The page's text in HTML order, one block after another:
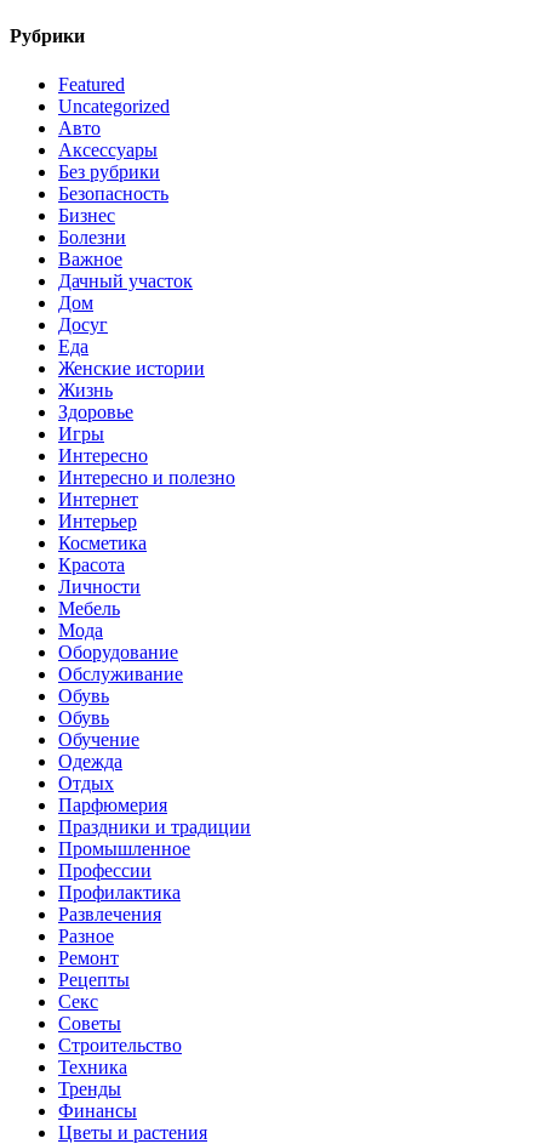
Рубрики
Featured
Uncategorized
Авто
Аксессуары
Без рубрики
Безопасность
Бизнес
Болезни
Важное
Дачный участок
Дом
Досуг
Еда
Женские истории
Жизнь
Здоровье
Игры
Интересно
Интересно и полезно
Интернет
Интерьер
Косметика
Красота
Личности
Мебель
Мода
Оборудование
Обслуживание
Обувь
Обувь
Обучение
Одежда
Отдых
Парфюмерия
Праздники и традиции
Промышленное
Профессии
Профилактика
Развлечения
Разное
Ремонт
Рецепты
Секс
Советы
Строительство
Техника
Тренды
Финансы
Цветы и растения